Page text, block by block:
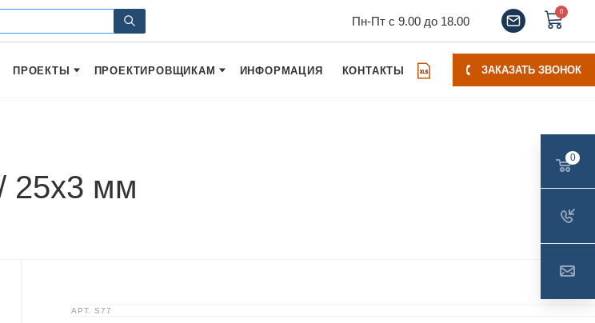
Пн-Пт с 9.00 до 18.00
0
ПРОЕКТЫ ПРОЕКТИРОВЩИКАМ ИНФОРМАЦИЯ КОНТАКТЫ ЗАКАЗАТЬ ЗВОНОК
25х3 мм
АРТ. S77
0